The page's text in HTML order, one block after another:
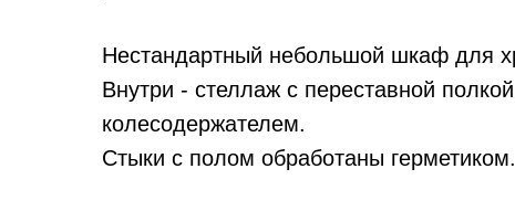
Нестандартный небольшой шкаф для
Внутри - стеллаж с переставной
колесодержателем.
Стыки с полом обработаны герметиком.